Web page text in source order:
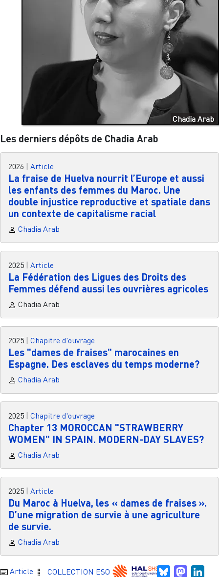
Chadia Arab
Les derniers dépôts de Chadia Arab
2026 Article
La fraise de Huelva nourrit l’Europe et aussi
les enfants des femmes du Maroc. Une
double injustice reproductive et spatiale dans
un contexte de capitalisme racial
Chadia Arab
2025 Article
La Fédération des Ligues des Droits des
Femmes défend aussi les ouvrières agricoles
Chadia Arab
2025 Chapitre d'ouvrage
Les "dames de fraises" marocaines en
Espagne. Des esclaves du temps moderne?
Chadia Arab
2025 Chapitre d'ouvrage
Chapter 13 MOROCCAN "STRAWBERRY
WOMEN" IN SPAIN. MODERN-DAY SLAVES?
Chadia Arab
2025 Article
Du Maroc à Huelva, les « dames de fraises ».
D’une migration de survie à une agriculture
de survie.
Chadia Arab
Article COLLECTION ESO Bluesky